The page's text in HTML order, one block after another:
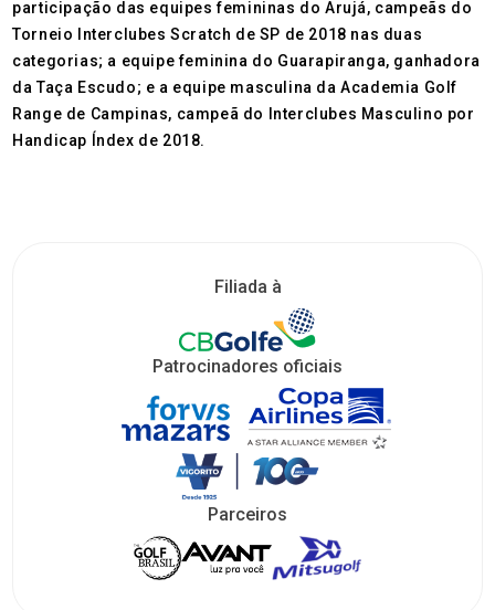
participação das equipes femininas do Arujá, campeãs do
Torneio Interclubes Scratch de SP de 2018 nas duas
categorias; a equipe feminina do Guarapiranga, ganhadora
da Taça Escudo; e a equipe masculina da Academia Golf
Range de Campinas, campeã do Interclubes Masculino por
Handicap Índex de 2018.
Filiada à
Patrocinadores oficiais
Parceiros